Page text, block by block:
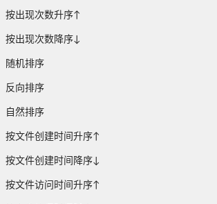
按出现次数升序↑
按出现次数降序↓
随机排序
反向排序
自然排序
按文件创建时间升序↑
按文件创建时间降序↓
按文件访问时间升序↑